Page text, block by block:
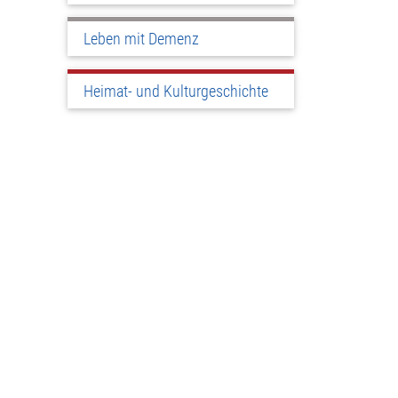
Leben mit Demenz
Heimat- und Kulturgeschichte